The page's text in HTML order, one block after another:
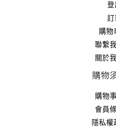
登
訂
購物
聯繫
關於
購物
購物
會員
隱私權